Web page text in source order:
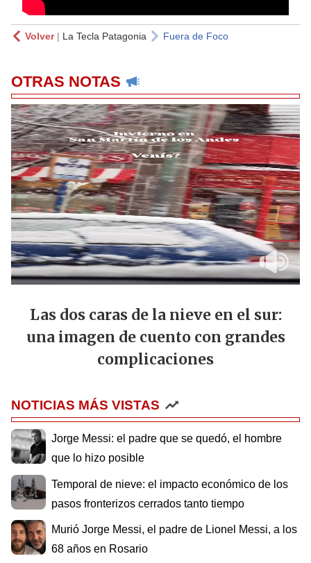
Volver| La Tecla Patagonia Fuera de Foco
OTRAS NOTAS
Las dos caras de la nieve en el sur:
una imagen de cuento con grandes
complicaciones
NOTICIAS MÁS VISTAS
Jorge Messi: el padre que se quedó, el hombre
que lo hizo posible
Temporal de nieve: el impacto económico de los
pasos fronterizos cerrados tanto tiempo
Murió Jorge Messi, el padre de Lionel Messi, a los
68 años en Rosario